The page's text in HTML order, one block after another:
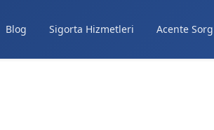
Blog Sigorta Hizmetleri Acente